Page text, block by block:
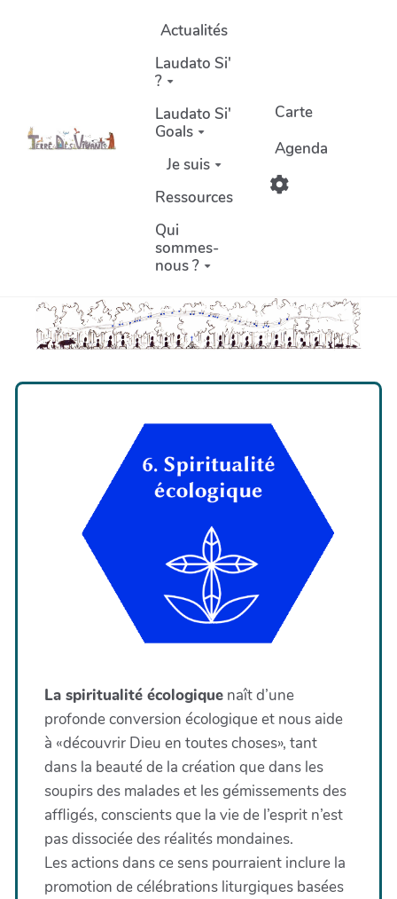
Aller au contenu principalActualités
Laudato Si'
?
Laudato Si'
Goals
Je suis
Ressources
Qui
sommes-
nous ?
Carte
Agenda
La spiritualité écologiquenaît d’une
profonde conversion écologique et nous aide
à «découvrir Dieu en toutes choses», tant
dans la beauté de la création que dans les
soupirs des malades et les gémissements des
affligés, conscients que la vie de l’esprit n’est
pas dissociée des réalités mondaines.
Les actions dans ce sens pourraient inclure la
promotion de célébrations liturgiques basées